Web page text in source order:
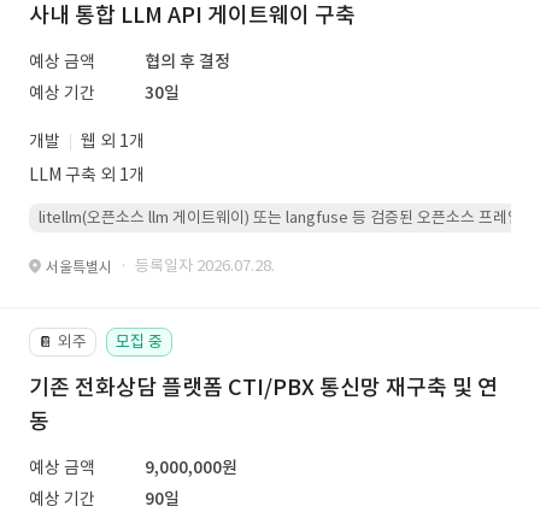
사내 통합 LLM API 게이트웨이 구축
예상 금액
협의 후 결정
예상 기간
30일
개발
웹 외 1개
LLM 구축 외 1개
litellm(오픈소스 llm 게이트웨이) 또는 langfuse 등 검증된 오픈소스 프레임워
서울특별시 · 등록일자 2026.07.28.
📔 외주 모집 중
기존 전화상담 플랫폼 CTI/PBX 통신망 재구축 및 연
동
예상 금액
9,000,000원
예상 기간
90일